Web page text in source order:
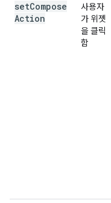
setCompose
Action
사용자
가 위젯
을 클릭
함